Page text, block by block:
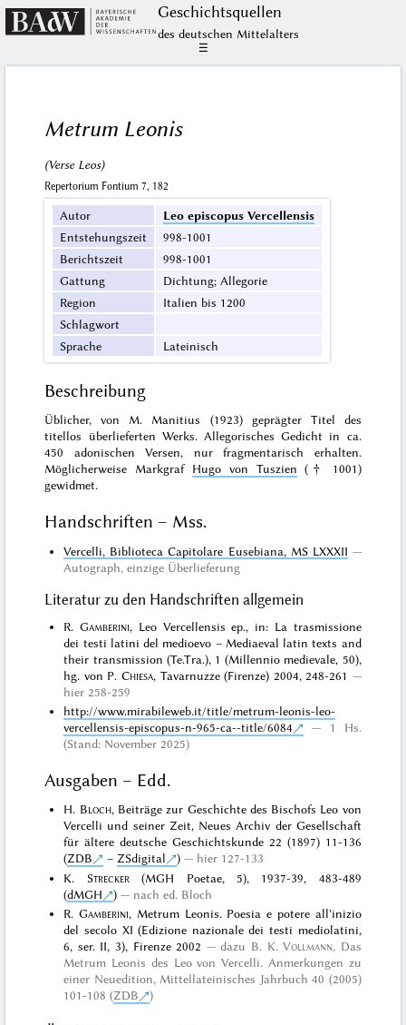
Geschichts­quellen
des deutschen Mittelalters
☰
Metrum Leonis
(Verse Leos)
Repertorium Fontium 7, 182
Autor
Leo episcopus Vercellensis
Entstehungszeit
998-1001
Berichtszeit
998-1001
Gattung
Dichtung; Allegorie
Region
Italien bis 1200
Schlagwort
Sprache
Lateinisch
Beschreibung
Üblicher, von M. Manitius (1923) geprägter Titel des
titellos überlieferten Werks. Allegorisches Gedicht in ca.
450 adonischen Versen, nur fragmentarisch erhalten.
Möglicherweise Markgraf Hugo von Tuszien († 1001)
gewidmet.
Handschriften – Mss.
Vercelli, Biblioteca Capitolare Eusebiana, MS LXXXII
Autograph,einzige Überlieferung
Literatur zu den Handschriften allgemein
R.Gamberini, Leo Vercellensis ep., in: La trasmissione
dei testi latini del medioevo – Mediaeval latin texts and
their transmission (Te.Tra.), 1 (Millennio medievale, 50),
hg. von P. Chiesa, Tavarnuzze (Firenze) 2004, 248-261
hier 258-259
http://www.mirabileweb.it/title/metrum-leonis-leo-
vercellensis-episcopus-n-965-ca--title/6084
1 Hs.
(Stand: November 2025)
Ausgaben – Edd.
H. Bloch, Beiträge zur Geschichte des Bischofs Leo von
Vercelli und seiner Zeit, Neues Archiv der Gesellschaft
für ältere deutsche Geschichtskunde 22 (1897) 11-136
(ZDB –ZSdigital )
hier 127-133
K. Strecker(MGH Poetae, 5), 1937-39, 483-489
(dMGH )
nach ed. Bloch
R.Gamberini, Metrum Leonis. Poesia e potere all'inizio
del secolo XI (Edizione nazionale dei testi mediolatini,
6, ser. II, 3), Firenze 2002
dazu B. K.Vollmann, Das
Metrum Leonis des Leo von Vercelli. Anmerkungen zu
einer Neuedition, Mittellateinisches Jahrbuch 40 (2005)
101-108 (ZDB )